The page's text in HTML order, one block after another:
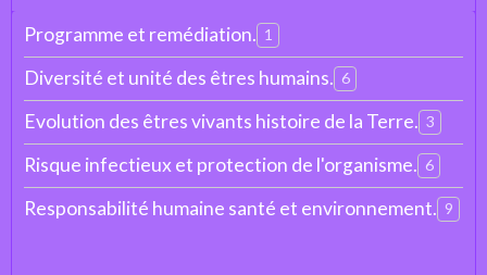
Programme et remédiation. 1
Diversité et unité des êtres humains. 6
Evolution des êtres vivants histoire de la Terre. 3
Risque infectieux et protection de l'organisme. 6
Responsabilité humaine santé et environnement. 9